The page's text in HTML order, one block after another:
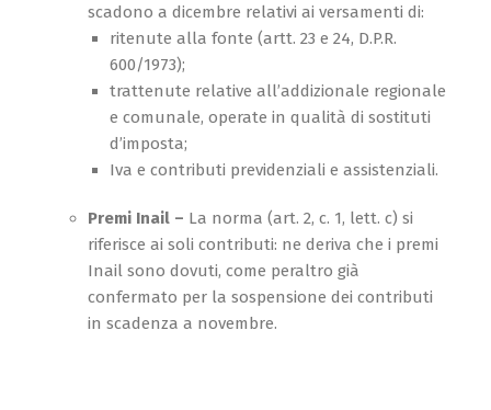
scadono a dicembre relativi ai versamenti di:
ritenute alla fonte (artt. 23 e 24, D.P.R.
600/1973);
trattenute relative all’addizionale regionale
e comunale, operate in qualità di sostituti
d’imposta;
Iva e contributi previdenziali e assistenziali.
Premi Inail – La norma (art. 2, c. 1, lett. c) si
riferisce ai soli contributi: ne deriva che i premi
Inail sono dovuti, come peraltro già
confermato per la sospensione dei contributi
in scadenza a novembre.